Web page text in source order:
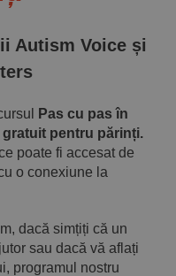
Autism Voice și
Pas cu pas în
pentru părinți.
poate fi accesat de
o conexiune la
dacă simțiți că un
sau dacă vă aflați
programul nostru